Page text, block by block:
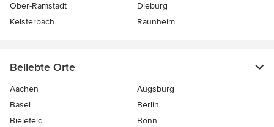
Ober-Ramstadt
Dieburg
Kelsterbach
Raunheim
Beliebte Orte
Aachen
Augsburg
Basel
Berlin
Bielefeld
Bonn